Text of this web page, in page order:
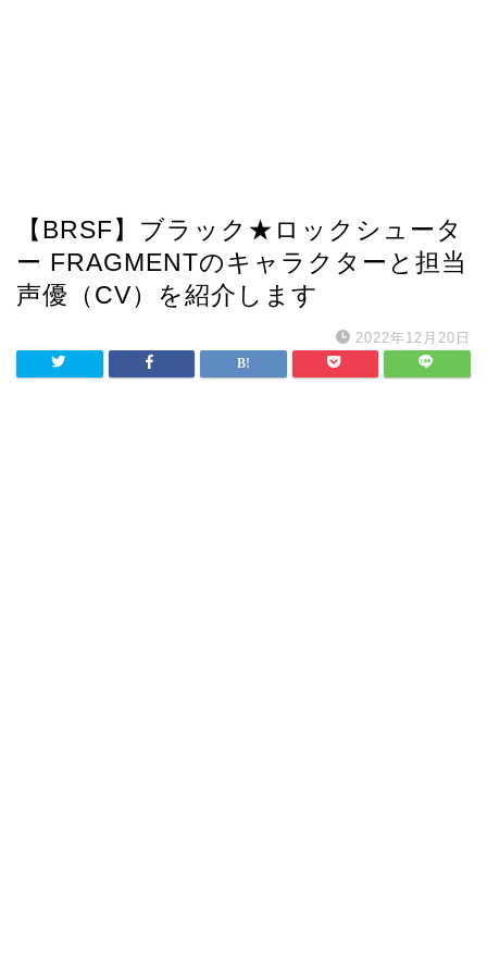
【BRSF】ブラック★ロックシュータ
ー FRAGMENTのキャラクターと担当
声優（CV）を紹介します
2022年12月20日